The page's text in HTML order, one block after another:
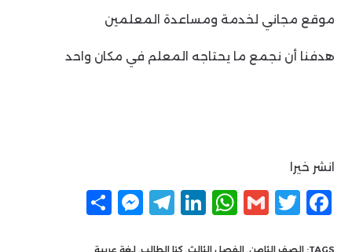
موقع مجاني لخدمة ومساعدة المعلمين
هدفنا أن نجمع ما يحتاجه المعلم في مكان واحد
انشر خيرا
F
T
G
W
Li
T
M
TAGS: الصف الثامن, الفصل الثالث, كتا الطالب, لغة عربية